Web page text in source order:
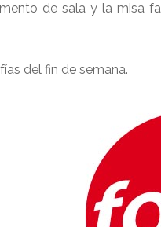
de sala y la misa
del fin de semana.